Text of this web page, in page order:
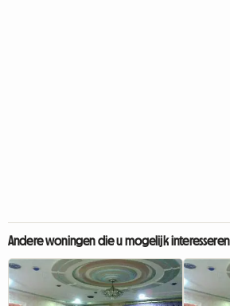
Andere woningen die u mogelijk interesseren